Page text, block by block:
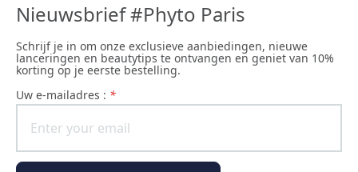
Nieuwsbrief #Phyto Paris
Schrijf je in om onze exclusieve aanbiedingen, nieuwe
lanceringen en beautytips te ontvangen en geniet van 10%
korting op je eerste bestelling.
uw e-mailadres : *